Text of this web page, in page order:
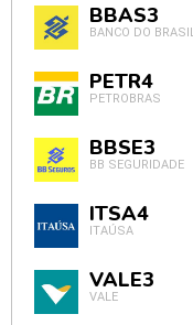
BBAS3
BANCO DO BRASIL
PETR4
PETROBRAS
BBSE3
BB SEGURIDADE
ITSA4
ITAÚSA
VALE3
VALE